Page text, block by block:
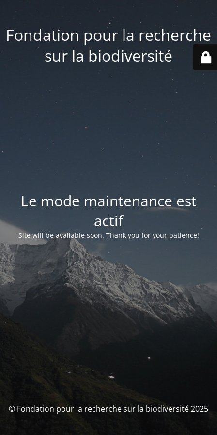
Fondation pour la recherche
sur la biodiversité
Le mode maintenance est
actif
Site will be available soon. Thank you for your patience!
© Fondation pour la recherche sur la biodiversité 2025